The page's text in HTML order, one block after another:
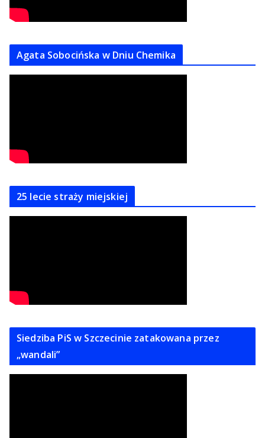
Agata Sobocińska w Dniu Chemika
25 lecie straży miejskiej
Siedziba PiS w Szczecinie zatakowana przez
„wandali”